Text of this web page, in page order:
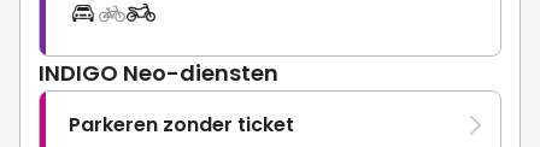
INDIGO Neo-diensten
Parkeren zonder ticket